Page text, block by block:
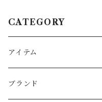
CATEGORY
アイテム
Baby
ブランド